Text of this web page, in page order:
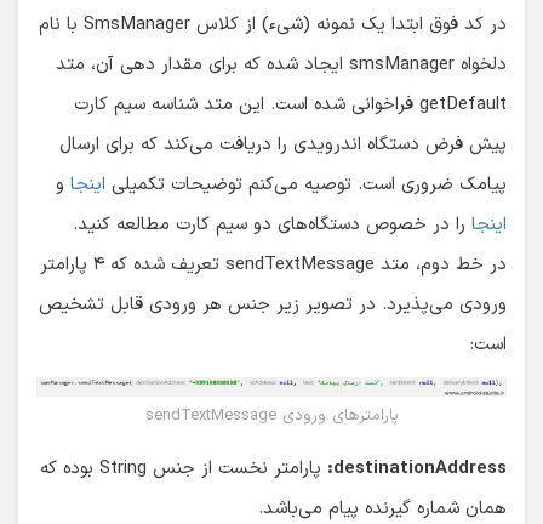
در کد فوق ابتدا یک نمونه (شیء) از کلاس SmsManager با نام
دلخواه smsManager ایجاد شده که برای مقدار دهی آن، متد
getDefault فراخوانی شده است. این متد شناسه سیم کارت
پیش فرض دستگاه اندرویدی را دریافت می‌کند که برای ارسال
پیامک ضروری است. توصیه می‌کنم توضیحات تکمیلی اینجا و
اینجا را در خصوص دستگاه‌های دو سیم کارت مطالعه کنید.
در خط دوم، متد sendTextMessage تعریف شده که ۴ پارامتر
ورودی می‌پذیرد. در تصویر زیر جنس هر ورودی قابل تشخیص
است:
پارامترهای ورودی sendTextMessage
destinationAddress:
پارامتر نخست از جنس String بوده که
همان شماره گیرنده پیام می‌باشد.